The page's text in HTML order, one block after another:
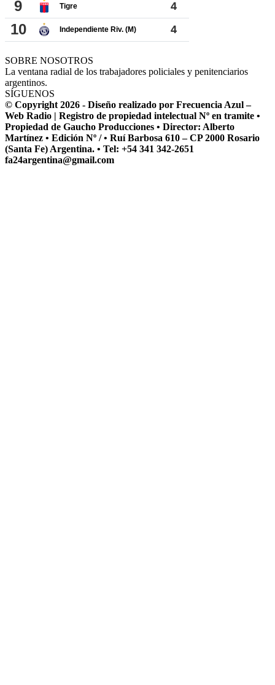
SOBRE NOSOTROS
La ventana radial de los trabajadores policiales y penitenciarios
argentinos.
SÍGUENOS
© Copyright 2026 - Diseño realizado por Frecuencia Azul –
Web Radio | Registro de propiedad intelectual Nº en tramite •
Propiedad de Gaucho Producciones • Director: Alberto
Martínez • Edición Nº / • Ruí Barbosa 610 – CP 2000 Rosario
(Santa Fe) Argentina. • Tel: +54 341 342-2651
fa24argentina@gmail.com